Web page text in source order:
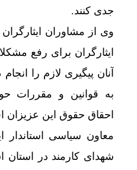
جدی کنند.
وی از مشاوران
ایثارگران برای رفع
آنان پیگیری لازم را
به قوانین و مقررات
احقاق حقوق این عزیزان
معاون سیاسی استاندار
شهدای کارمند در استان